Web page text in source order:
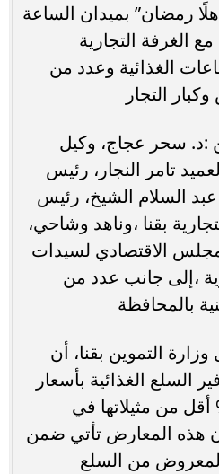
رمضان” بميدان الساعة
مع الغرفة التجارية
الغذائية وعدد من
التجار
:د. سحر عجاج، وكيل
تامر النجار، رئيس
السلام الشيخ، رئيس
بقنا ،وناهد وشاحي،
الاقتصادي لسيدات
،إلى جانب عدد من
بالمحافظة
التموين بقنا، أن
السلع الغذائية بأسعار
تصل إلى 30% أقل من مثيلاتها في
هذه المعارض تأتي ضمن
من السلع